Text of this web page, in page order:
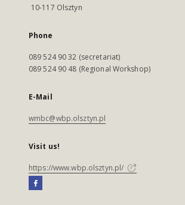
10-117 Olsztyn
Phone
089 524 90 32 (secretariat)
089 524 90 48 (Regional Workshop)
E-Mail
wmbc@wbp.olsztyn.pl
Visit us!
https://www.wbp.olsztyn.pl/